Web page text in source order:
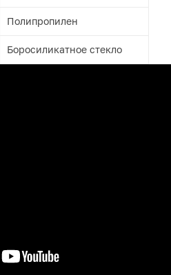
Полипропилен
Боросиликатное стекло